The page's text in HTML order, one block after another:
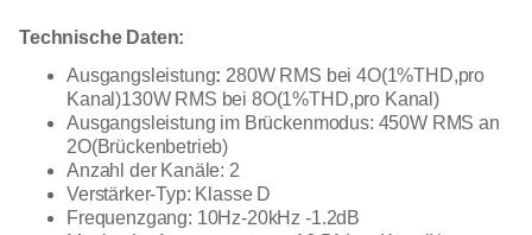
Technische Daten:
Ausgangsleistung: 280W RMS bei 4O(1%THD,pro
Kanal)130W RMS bei 8O(1%THD,pro Kanal)
Ausgangsleistung im Brückenmodus: 450W RMS an
2O(Brückenbetrieb)
Anzahl der Kanäle: 2
Verstärker-Typ: Klasse D
Frequenzgang: 10Hz-20kHz -1.2dB